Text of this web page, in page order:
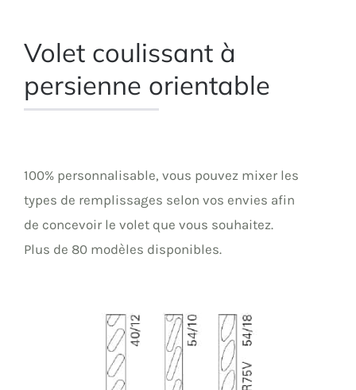
Volet coulissant à
persienne orientable
100% personnalisable, vous pouvez mixer les
types de remplissages selon vos envies afin
de concevoir le volet que vous souhaitez.
Plus de 80 modèles disponibles.